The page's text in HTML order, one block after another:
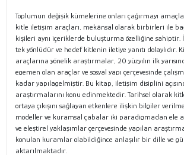
Toplumun değişik kümelerine onları çağırmayı
kitle iletişim araçları, mekânsal olarak birbirleri ile
kişileri aynı içeriklerde buluşturma özelliğine sahiptir.
tek yönlüdür ve hedef kitlenin iletiye yanıtı dolaylıdır.
araçlarına yönelik araştırmalar, 20 yüzyılın ilk
egemen olan araçlar ve sosyal yapı çerçevesinde
kadar yapılagelmiştir. Bu kitap, iletişim disiplini
araştırmalarını konu edinmektedir. Tarihsel olarak
ortaya çıkışını sağlayan etkenlere ilişkin bilgiler
modeller ve kuramsal çabalar iki paradigmadan ele
ve eleştirel yaklaşımlar çerçevesinde yapılan
konulan kuramlar olabildiğince anlaşılır bir dille ve
aktarılmaktadır.